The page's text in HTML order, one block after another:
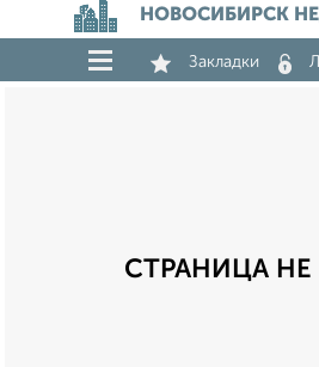
НОВОСИБИРСК
Закладки
СТРАНИЦА